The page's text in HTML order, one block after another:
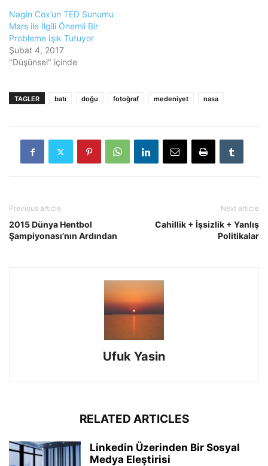
Nagin Cox’un TED Sunumu
Mars ile İlgili Önemli Bir
Probleme Işık Tutuyor
Şubat 4, 2017
"Düşünsel" içinde
TAGLER batı doğu fotoğraf medeniyet nasa
Previous article
2015 Dünya Hentbol
Şampiyonası’nın Ardından
Next article
Cahillik + İşsizlik + Yanlış
Politikalar
Ufuk Yasin
RELATED ARTICLES
Linkedin Üzerinden Bir Sosyal
Medya Eleştirisi